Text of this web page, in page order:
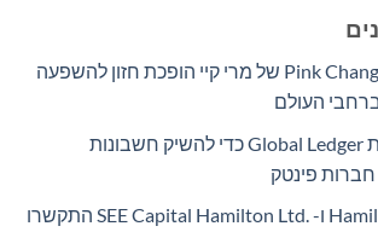
תוכנית Pink Changing Lives®‎ של מרי קיי הופכת חזון להשפעה
העולם
OpenFX רוכשת את Global Ledger כדי להשיק חשבונות
פינטק
Hamilton Reserve Bank ו- SEE Capital Hamilton Ltd.‎ התקשרו